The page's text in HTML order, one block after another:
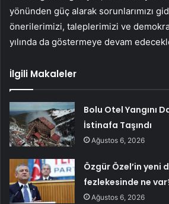
yönünden güç alarak sorunlarımızı
önerilerimizi, taleplerimizi ve
yılında da göstermeye devam
İlgili Makaleler
Bolu Otel Yangını
İstinafa Taşındı
Ağustos 6, 2026
Özgür Özel’in yeni
fezlekesinde ne
Ağustos 6, 2026